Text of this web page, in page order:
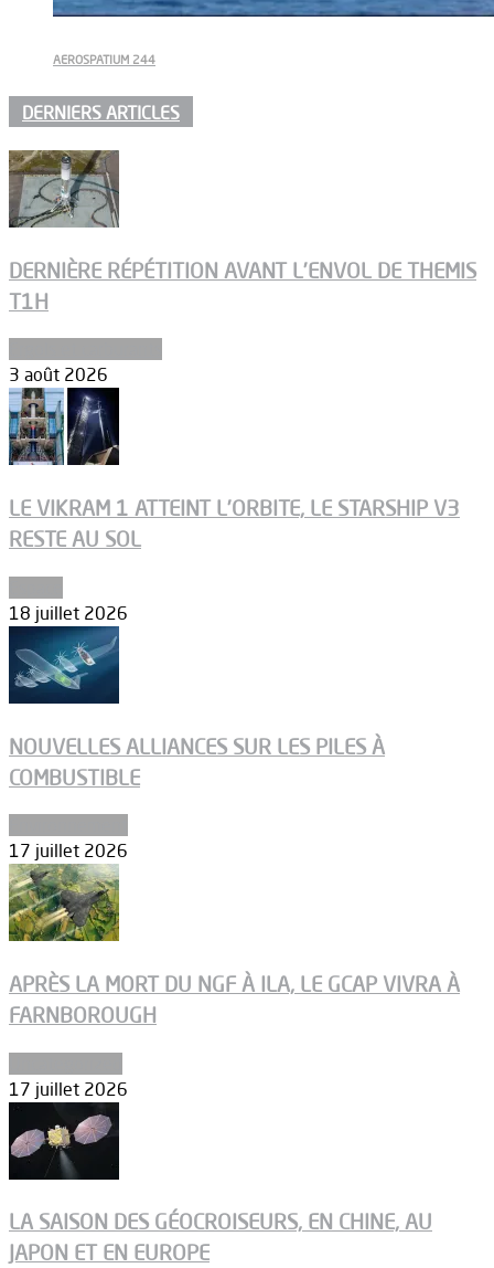
AEROSPATIUM 244
DERNIERS ARTICLES
DERNIÈRE RÉPÉTITION AVANT L’ENVOL DE THEMIS
T1H
3 août 2026
LE VIKRAM 1 ATTEINT L’ORBITE, LE STARSHIP V3
RESTE AU SOL
18 juillet 2026
NOUVELLES ALLIANCES SUR LES PILES À
COMBUSTIBLE
17 juillet 2026
APRÈS LA MORT DU NGF À ILA, LE GCAP VIVRA À
FARNBOROUGH
17 juillet 2026
LA SAISON DES GÉOCROISEURS, EN CHINE, AU
JAPON ET EN EUROPE